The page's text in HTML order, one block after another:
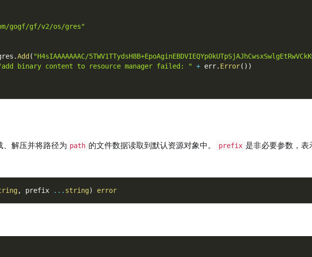
gogf/gf/v2/os/gres"
.Add ( "H4sIAAAAAAAC/
binary content to resource manager failed: " + err. Error( ) )
、解压并将路径为 path 的文件数据读取到默认资源对象中。 prefix 是非必要参数，表
, prefix ... string) error